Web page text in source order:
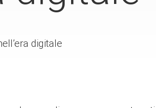
digitale